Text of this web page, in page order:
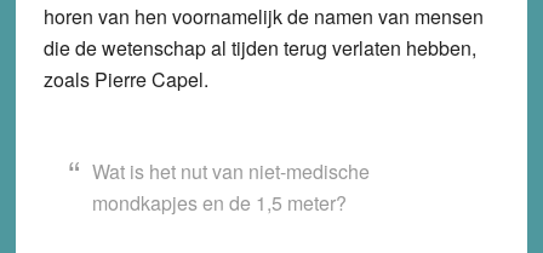
horen van hen voornamelijk de namen van mensen
die de wetenschap al tijden terug verlaten hebben,
zoals Pierre Capel.
Wat is het nut van niet-medische
mondkapjes en de 1,5 meter?